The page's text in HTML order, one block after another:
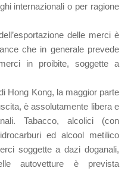
internazionali o per ragione
delle merci è
che in generale prevede
in proibite, soggette a
Hong Kong, la maggior parte
è assolutamente libera e
Tabacco, alcolici (con
ed alcool metilico
soggette a dazi doganali,
autovetture è prevista